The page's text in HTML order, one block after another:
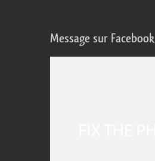
Message sur Facebook